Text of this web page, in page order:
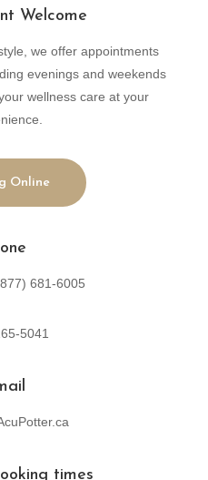
Welcome
we offer appointments
evenings and weekends
wellness care at your
Online
681-6005
5041
times